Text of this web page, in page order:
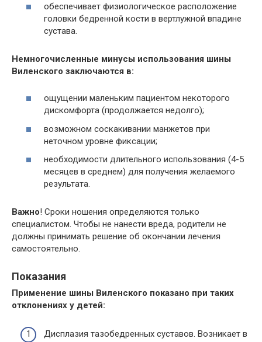
обеспечивает физиологическое расположение
головки бедренной кости в вертлужной впадине
сустава.
Немногочисленные минусы использования шины
Виленского заключаются в:
ощущении маленьким пациентом некоторого
дискомфорта (продолжается недолго);
возможном соскакивании манжетов при
неточном уровне фиксации;
необходимости длительного использования (4-5
месяцев в среднем) для получения желаемого
результата.
Важно! Сроки ношения определяются только
специалистом. Чтобы не нанести вреда, родители не
должны принимать решение об окончании лечения
самостоятельно.
Показания
Применение шины Виленского показано при таких
отклонениях у детей:
Дисплазия тазобедренных суставов. Возникает в